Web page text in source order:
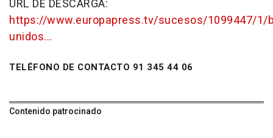
URL DE DESCARGA:
https://www.europapress.tv/sucesos/1099447/1/
unidos...
TELÉFONO DE CONTACTO 91 345 44 06
Contenido patrocinado